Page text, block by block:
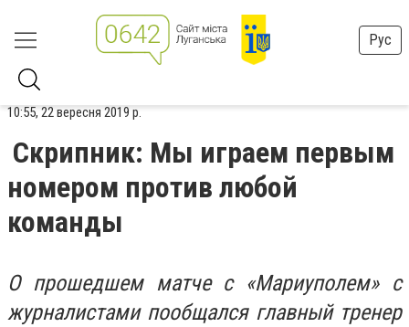
Рус
10:55, 22 вересня 2019 р.
Скрипник: Мы играем первым
номером против любой
команды
О прошедшем матче с «Мариуполем» с
журналистами пообщался главный тренер